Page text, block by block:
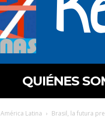
QUIÉNES
América Latina Brasil, la futura